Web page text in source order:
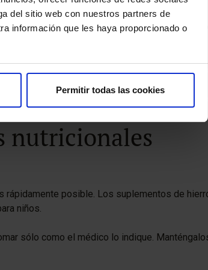
del sitio web con nuestros partners de
información que les haya proporcionado o
Permitir todas las cookies
consistir en cambios en la alimentación,
de hierro o tratamiento intravenoso
de glóbulos rojos, hemoglobina y
nutricionales
rápidamente posible. Los suplementos de
niños.
sólo como el médico lo indique.